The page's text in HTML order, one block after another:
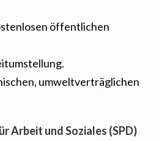
öffentlichen
umweltverträglichen
Arbeit und Soziales (SPD)